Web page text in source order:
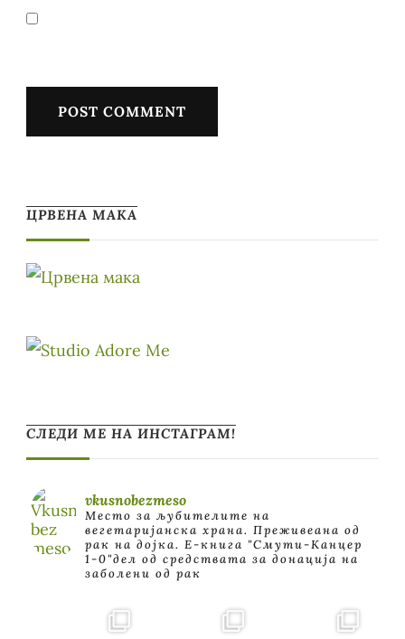
ЦРВЕНА МАКА
СЛЕДИ МЕ НА ИНСТАГРАМ!
vkusnobezmeso
Место за љубителите на
вегетаријанска храна. Преживеана од
рак на дојка. E-книга "Смути-Канцер
1-0"дел од средствата за донација на
заболени од рак